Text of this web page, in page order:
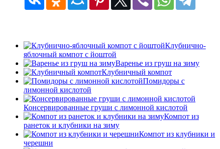
Клубнично-
яблочный компот с йоштой
Варенье из груш на зиму
Клубничный компот
Помидоры с
лимонной кислотой
Консервированные груши с лимонной кислотой
Компот из
ранеток и клубники на зиму
Компот из клубники и
черешни